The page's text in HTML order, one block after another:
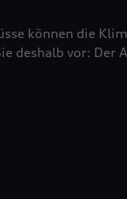
können die
deshalb vor: Der